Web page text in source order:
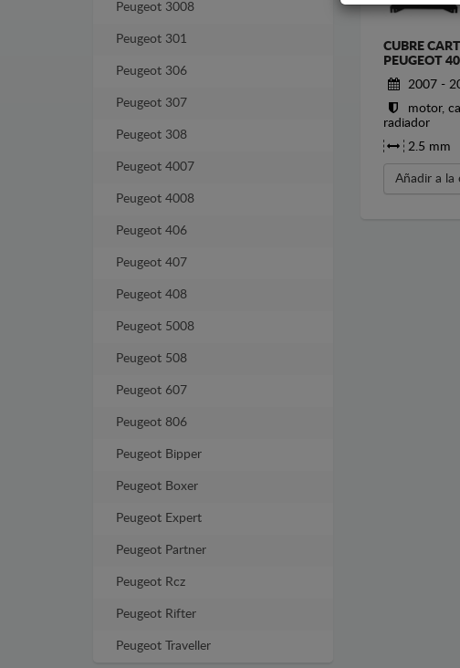
Peugeot 3008
Peugeot 301
Peugeot 306
Peugeot 307
Peugeot 308
Peugeot 4007
Peugeot 4008
Peugeot 406
Peugeot 407
Peugeot 408
Peugeot 5008
Peugeot 508
Peugeot 607
Peugeot 806
Peugeot Bipper
Peugeot Boxer
Peugeot Expert
Peugeot Partner
Peugeot Rcz
Peugeot Rifter
Peugeot Traveller
CUBRE
PEUGEOT
2007 -
motor,
radiador
2.5 mm
Añadir a la